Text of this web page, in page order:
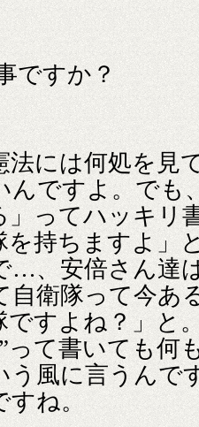
ですか？
法には何処を見
んですよ。でも
」ってハッキリ
を持ちますよ」
…、安倍さん達
自衛隊って今あ
ですよね？」と
って書いても何
う風に言うんで
すね。